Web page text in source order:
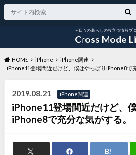
～日々の暮らしの役立つ情報ブ
Cross Mode
HOME iPhone
iPhone関連
iPhone11登場間近だけど、僕はやっぱりiPhone8で
2019.08.21 iPhone関連
iPhone11登場間近だけど、
iPhone8で充分な気がする。